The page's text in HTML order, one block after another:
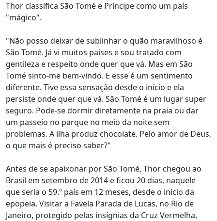
Thor classifica São Tomé e Príncipe como um país
"mágico".
"Não posso deixar de sublinhar o quão maravilhoso é
São Tomé. Já vi muitos países e sou tratado com
gentileza e respeito onde quer que vá. Mas em São
Tomé sinto-me bem-vindo. E esse é um sentimento
diferente. Tive essa sensação desde o início e ela
persiste onde quer que vá. São Tomé é um lugar super
seguro. Pode-se dormir diretamente na praia ou dar
um passeio no parque no meio da noite sem
problemas. A ilha produz chocolate. Pelo amor de Deus,
o que mais é preciso saber?"
Antes de se apaixonar por São Tomé, Thor chegou ao
Brasil em setembro de 2014 e ficou 20 dias, naquele
que seria o 59.º país em 12 meses, desde o início da
epopeia. Visitar a Favela Parada de Lucas, no Rio de
Janeiro, protegido pelas insígnias da Cruz Vermelha,